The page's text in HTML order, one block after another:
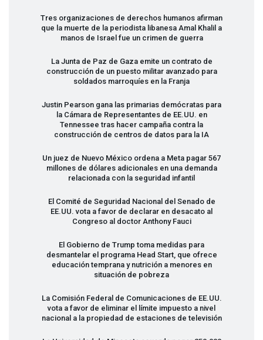
Tres organizaciones de derechos humanos afirman
que la muerte de la periodista libanesa Amal Khalil a
manos de Israel fue un crimen de guerra
La Junta de Paz de Gaza emite un contrato de
construcción de un puesto militar avanzado para
soldados marroquíes en la Franja
Justin Pearson gana las primarias demócratas para
la Cámara de Representantes de EE.UU. en
Tennessee tras hacer campaña contra la
construcción de centros de datos para la IA
Un juez de Nuevo México ordena a Meta pagar 567
millones de dólares adicionales en una demanda
relacionada con la seguridad infantil
El Comité de Seguridad Nacional del Senado de
EE.UU. vota a favor de declarar en desacato al
Congreso al doctor Anthony Fauci
El Gobierno de Trump toma medidas para
desmantelar el programa Head Start, que ofrece
educación temprana y nutrición a menores en
situación de pobreza
La Comisión Federal de Comunicaciones de EE.UU.
vota a favor de eliminar el límite impuesto a nivel
nacional a la propiedad de estaciones de televisión